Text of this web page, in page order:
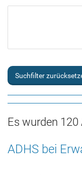
Suchfilter
Es wurden
ADHS bei